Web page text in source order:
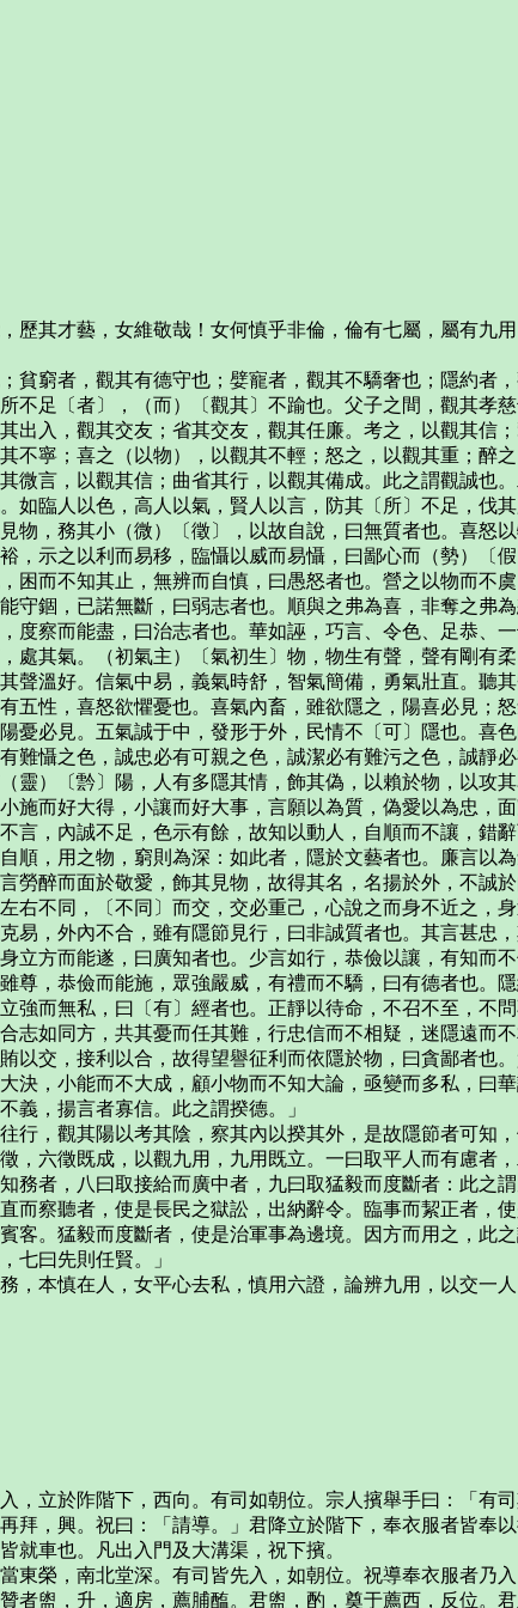
歷其才藝，女維敬哉！女何慎乎非倫，倫有七屬，屬有九
貧窮者，觀其有德守也；嬖寵者，觀其不驕奢也；隱約者
不足〔者〕，（而）〔觀其〕不踰也。父子之間，觀其孝
出入，觀其交友；省其交友，觀其任廉。考之，以觀其信
不寧；喜之（以物），以觀其不輕；怒之，以觀其重；醉
微言，以觀其信；曲省其行，以觀其備成。此之謂觀誠也
如臨人以色，高人以氣，賢人以言，防其〔所〕不足，伐
物，務其小（微）〔徵〕，以故自說，曰無質者也。喜怒
，示之以利而易移，臨懾以威而易懾，曰鄙心而（勢）〔
困而不知其止，無辨而自慎，曰愚怒者也。營之以物而不
守錮，已諾無斷，曰弱志者也。順與之弗為喜，非奪之
度察而能盡，曰治志者也。華如誣，巧言、令色、足恭、
處其氣。（初氣主）〔氣初生〕物，物生有聲，聲有剛
聲溫好。信氣中易，義氣時舒，智氣簡備，勇氣壯直。聽
五性，喜怒欲懼憂也。喜氣內畜，雖欲隱之，陽喜必見；
憂必見。五氣誠于中，發形于外，民情不〔可〕隱也。喜
難懾之色，誠忠必有可親之色，誠潔必有難污之色，誠靜
靈）〔霒〕陽，人有多隱其情，飾其偽，以賴於物，以攻
施而好大得，小讓而好大事，言願以為質，偽愛以為忠，
言，內誠不足，色示有餘，故知以動人，自順而不讓，錯
順，用之物，窮則為深：如此者，隱於文藝者也。廉言以
勞醉而面於敬愛，飾其見物，故得其名，名揚於外，不誠
右不同，〔不同〕而交，交必重己，心說之而身不近之，
易，外內不合，雖有隱節見行，曰非誠質者也。其言甚忠
立方而能遂，曰廣知者也。少言如行，恭儉以讓，有知而
尊，恭儉而能施，眾強嚴威，有禮而不驕，曰有德者也。
強而無私，曰〔有〕經者也。正靜以待命，不召不至，
志如同方，共其憂而任其難，行忠信而不相疑，迷隱遠而
以交，接利以合，故得望譽征利而依隱於物，曰貪鄙者也
決，小能而不大成，顧小物而不知大論，亟變而多私，曰
義，揚言者寡信。此之謂揆德。」
行，觀其陽以考其陰，察其內以揆其外，是故隱節者可知
，六徵既成，以觀九用，九用既立。一曰取平人而有慮者
務者，八曰取接給而廣中者，九曰取猛毅而度斷者：此之
而察聽者，使是長民之獄訟，出納辭令。臨事而絜正者，
客。猛毅而度斷者，使是治軍事為邊境。因方而用之，此
七曰先則任賢。」
，本慎在人，女平心去私，慎用六證，論辨九用，以交一
，立於阼階下，西向。有司如朝位。宗人擯舉手曰：「有
拜，興。祝曰：「請導。」君降立於階下，奉衣服者皆奉
就車也。凡出入門及大溝渠，祝下擯。
東榮，南北堂深。有司皆先入，如朝位。祝導奉衣服者乃
者盥，升，適房，薦脯醢。君盥，酌，奠于薦西，反位。